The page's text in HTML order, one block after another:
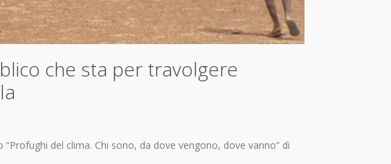
che sta per travolgere
del clima. Chi sono, da dove vengono, dove vanno” di